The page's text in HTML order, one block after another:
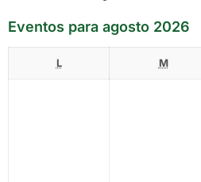
Eventos para agosto 2026
Llunes M